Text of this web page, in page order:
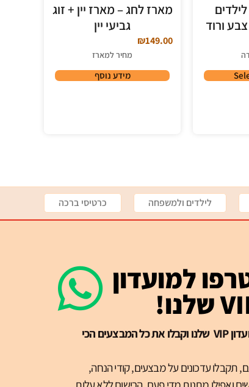
ורוד
מארז לחג – מארז יין + זוג
גביעי יין
₪149.00
מחיר למארז
מידע נוסף
לילדים ולמשפחה כרטיסי ברכה
למועדון
הרשמו למועדון VIP שלנו וקבלו את כל המבצעים הכי
תקבלו עדכונים על מבצעים, קודי הנחה,